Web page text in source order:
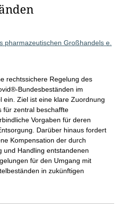
pharmazeutischen Großhandels e.
rechtssichere Regelung des
Bundesbeständen im
ein. Ziel ist eine klare Zuordnung
für zentral beschaffte
Vorgaben für deren
Darüber hinaus fordert
Kompensation der durch
und Handling entstandenen
für den Umgang mit
in zukünftigen